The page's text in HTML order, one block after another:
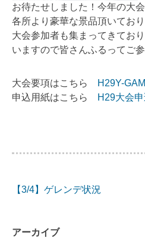
お待たせしました！今年の大
各所より豪華な景品頂いており
大会参加者も集まってきてお
いますので皆さんふるってご
大会要項はこちら
H29Y-
申込用紙はこちら
H29大会
稿
【3/4】ゲレンデ状況
アーカイブ